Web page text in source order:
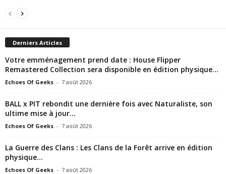
Derniers Articles
Votre emménagement prend date : House Flipper
Remastered Collection sera disponible en édition physique...
Echoes Of Geeks - 7 août 2026
BALL x PIT rebondit une dernière fois avec Naturaliste, son
ultime mise à jour...
Echoes Of Geeks - 7 août 2026
La Guerre des Clans : Les Clans de la Forêt arrive en édition
physique...
Echoes Of Geeks - 7 août 2026